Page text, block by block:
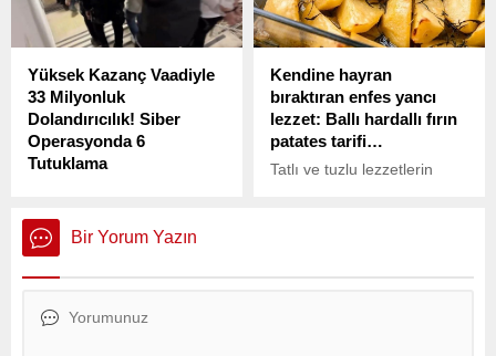
duyurdu.
kahveci şubesinin
açılmasına ilişkin önemli
Yüksek Kazanç Vaadiyle
33 Milyonluk
Dolandırıcılık! Siber
Operasyonda 6
Tutuklama
Kendine hayran
bıraktıran enfes yancı
lezzet: Ballı hardallı fırın
patates tarifi…
Tatlı ve tuzlu lezzetlerin
kendine hayran bıraktıran
Bir Yorum Yazın